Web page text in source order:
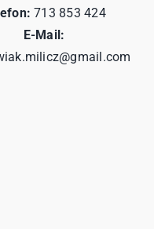
713 853 424
E-Mail: